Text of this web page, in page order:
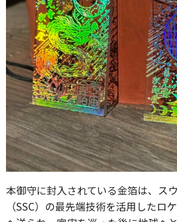
本御守に封入されている金箔は、ス
（SSC）の最先端技術を活用したロ